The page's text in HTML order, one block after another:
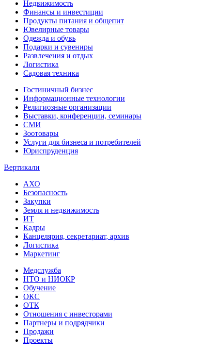
Недвижимость
Финансы и инвестиции
Продукты питания и общепит
Ювелирные товары
Одежда и обувь
Подарки и сувениры
Развлечения и отдых
Логистика
Садовая техника
Гостиничный бизнес
Информационные технологии
Религиозные организации
Выставки, конференции, семинары
СМИ
Зоотовары
Услуги для бизнеса и потребителей
Юриспруденция
Вертикали
АХО
Безопасность
Закупки
Земля и недвижимость
ИТ
Кадры
Канцелярия, секретариат, архив
Логистика
Маркетинг
Медслужба
НТО и НИОКР
Обучение
ОКС
ОТК
Отношения с инвесторами
Партнеры и подрядчики
Продажи
Проекты